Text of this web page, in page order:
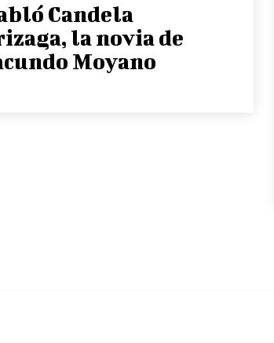
Candela
la novia de
Moyano